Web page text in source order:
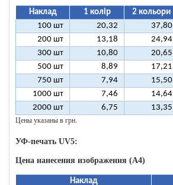
Наклад 1 колір 2 кольори
100 шт
20,32 37,80
200 шт
13,18 24,94
300 шт
10,80 20,65
500 шт
8,89 17,21
750 шт
7,94 15,50
1000 шт
7,46 14,64
2000 шт
6,75 13,35
Цены указаны в грн.
УФ-печать UV5:
Цена нанесения изображения (А4)
Наклад